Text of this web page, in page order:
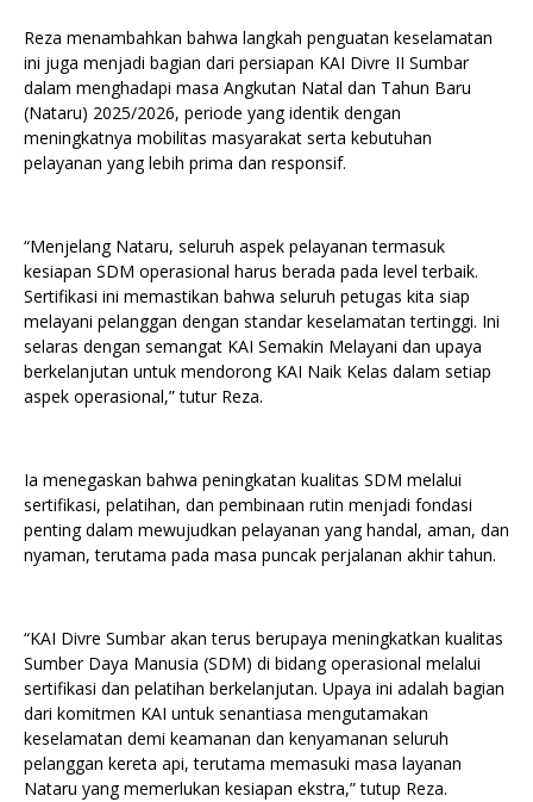
Reza menambahkan bahwa langkah penguatan keselamatan
ini juga menjadi bagian dari persiapan KAI Divre II Sumbar
dalam menghadapi masa Angkutan Natal dan Tahun Baru
(Nataru) 2025/2026, periode yang identik dengan
meningkatnya mobilitas masyarakat serta kebutuhan
pelayanan yang lebih prima dan responsif.
“Menjelang Nataru, seluruh aspek pelayanan termasuk
kesiapan SDM operasional harus berada pada level terbaik.
Sertifikasi ini memastikan bahwa seluruh petugas kita siap
melayani pelanggan dengan standar keselamatan tertinggi. Ini
selaras dengan semangat KAI Semakin Melayani dan upaya
berkelanjutan untuk mendorong KAI Naik Kelas dalam setiap
aspek operasional,” tutur Reza.
Ia menegaskan bahwa peningkatan kualitas SDM melalui
sertifikasi, pelatihan, dan pembinaan rutin menjadi fondasi
penting dalam mewujudkan pelayanan yang handal, aman, dan
nyaman, terutama pada masa puncak perjalanan akhir tahun.
“KAI Divre Sumbar akan terus berupaya meningkatkan kualitas
Sumber Daya Manusia (SDM) di bidang operasional melalui
sertifikasi dan pelatihan berkelanjutan. Upaya ini adalah bagian
dari komitmen KAI untuk senantiasa mengutamakan
keselamatan demi keamanan dan kenyamanan seluruh
pelanggan kereta api, terutama memasuki masa layanan
Nataru yang memerlukan kesiapan ekstra,” tutup Reza.